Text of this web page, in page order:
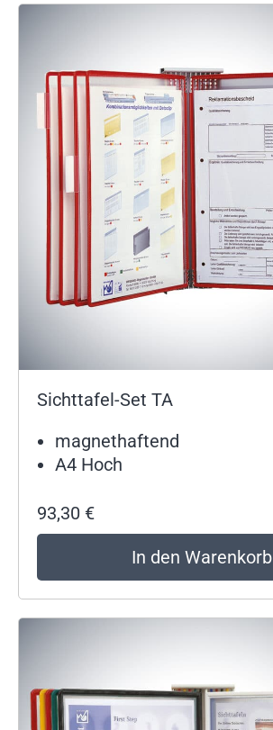
Sichttafel-Set TA
magnethaftend
A4 Hoch
93,30 €
In den Warenkorb